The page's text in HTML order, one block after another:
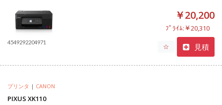
4549292204971
￥20,200
ﾌﾟﾗｲﾑ:￥20,310
☆ 見積
プリンタ | CANON
PIXUS XK110